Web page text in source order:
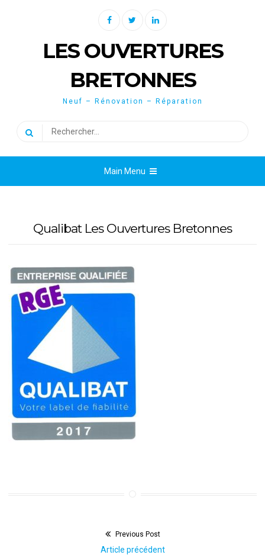
FacebookTwitterLinkedin
LES OUVERTURES
BRETONNES
Neuf – Rénovation – Réparation
Rechercher :
Main Menu
Qualibat Les Ouvertures Bretonnes
Previous Post
Previous
Article précédent